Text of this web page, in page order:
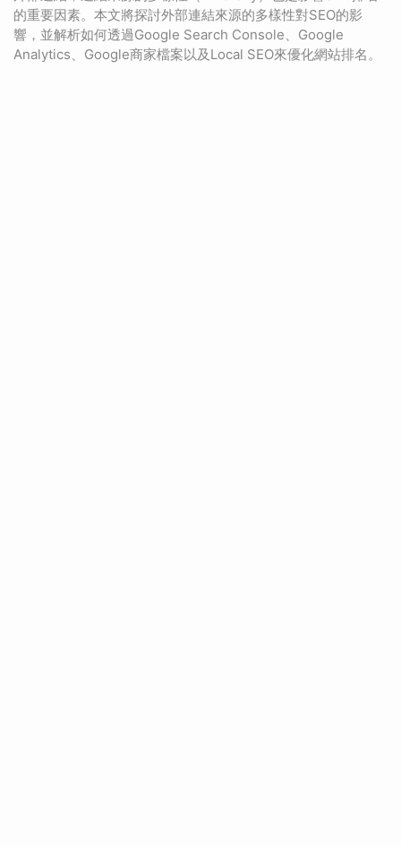
的重要因素。本文將探討外部連結來源的多樣性對SEO的影
響，並解析如何透過Google Search Console、Google
Analytics、Google商家檔案以及Local SEO來優化網站排名。